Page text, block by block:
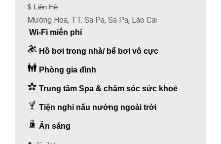
$ Liên Hệ
Mường Hoa, TT. Sa Pa, Sa Pa, Lào Cai
Wi-Fi miễn phí
Hồ bơi trong nhà/ bể bơi vô cực
Phòng gia đình
Trung tâm Spa & chăm sóc sức khoẻ
Tiện nghi nấu nướng ngoài trời
Ăn sáng